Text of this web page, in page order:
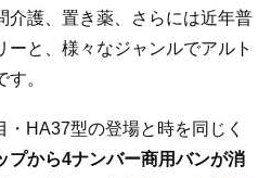
介護、置き薬、さらには近年普
ーと、様々なジャンルでアルト
。
HA37型の登場と時を同じく
プから4ナンバー商用バンが消